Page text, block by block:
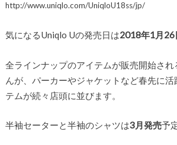
http://www.uniqlo.com/UniqloU18ss/jp/
気になるUniqlo Uの発売日は2018年1月26
全ラインナップのアイテムが販売開始さ
んが、パーカーやジャケットなど春先に
テムが続々店頭に並びます。
半袖セーターと半袖のシャツは3月発売予